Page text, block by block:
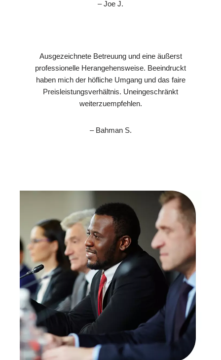
– Joe J.
Ausgezeichnete Betreuung und eine äußerst
professionelle Herangehensweise. Beeindruckt
haben mich der höfliche Umgang und das faire
Preisleistungsverhältnis. Uneingeschränkt
weiterzuempfehlen.
– Bahman S.